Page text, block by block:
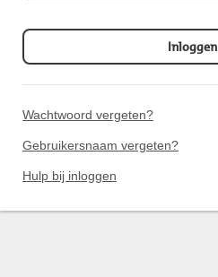
Inloggen
Wachtwoord vergeten?
Gebruikersnaam vergeten?
Hulp bij inloggen